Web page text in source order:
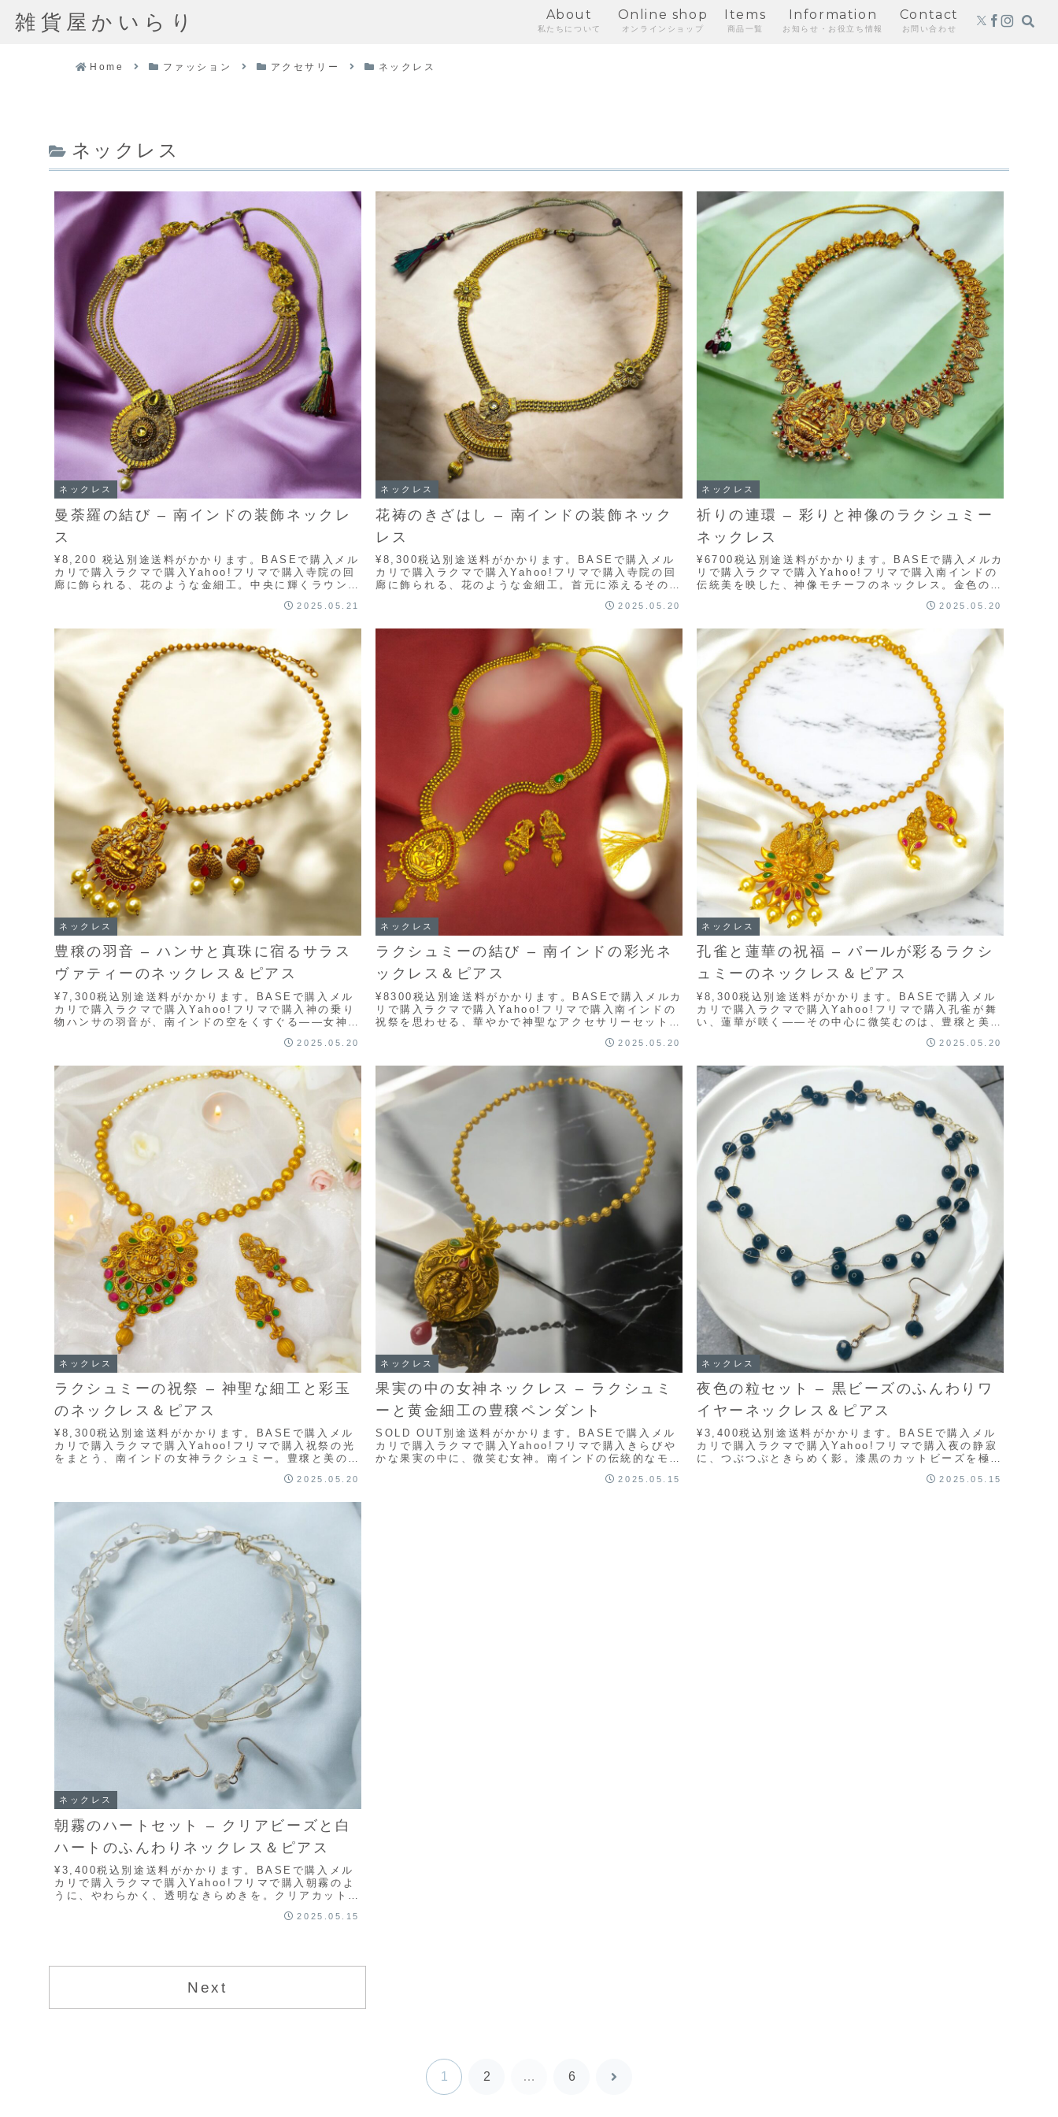
雑貨屋かいらり About
私たちについて
Online shop
オンラインショップ
Items
商品一覧
Information
お知らせ・お役立ち情報
Contact
お問い合わせ
Home ファッション アクセサリー ネックレス
ネックレス
ネックレス
曼荼羅の結び – 南インドの装飾ネックレ
ス
¥8,200 税込別途送料がかかります。BASEで購入メル
カリで購入ラクマで購入Yahoo!フリマで購入寺院の回
廊に飾られる、花のような金細工。中央に輝くラウンド
2025.05.21
ネックレス
花祷のきざはし – 南インドの装飾ネック
レス
¥8,300税込別途送料がかかります。BASEで購入メル
カリで購入ラクマで購入Yahoo!フリマで購入寺院の回
廊に飾られる、花のような金細工。首元に添えるその一
2025.05.20
ネックレス
祈りの連環 – 彩りと神像のラクシュミー
ネックレス
¥6700税込別途送料がかかります。BASEで購入メルカ
リで購入ラクマで購入Yahoo!フリマで購入南インドの
伝統美を映した、神像モチーフのネックレス。金色のプ
2025.05.20
ネックレス
豊穣の羽音 – ハンサと真珠に宿るサラス
ヴァティーのネックレス＆ピアス
¥7,300税込別途送料がかかります。BASEで購入メル
カリで購入ラクマで購入Yahoo!フリマで購入神の乗り
物ハンサの羽音が、南インドの空をくすぐる――女神サ
2025.05.20
ネックレス
ラクシュミーの結び – 南インドの彩光ネ
ックレス＆ピアス
¥8300税込別途送料がかかります。BASEで購入メルカ
リで購入ラクマで購入Yahoo!フリマで購入南インドの
祝祭を思わせる、華やかで神聖なアクセサリーセット。
2025.05.20
ネックレス
孔雀と蓮華の祝福 – パールが彩るラクシ
ュミーのネックレス＆ピアス
¥8,300税込別途送料がかかります。BASEで購入メル
カリで購入ラクマで購入Yahoo!フリマで購入孔雀が舞
い、蓮華が咲く――その中心に微笑むのは、豊穣と美の
2025.05.20
ネックレス
ラクシュミーの祝祭 – 神聖な細工と彩玉
のネックレス＆ピアス
¥8,300税込別途送料がかかります。BASEで購入メル
カリで購入ラクマで購入Yahoo!フリマで購入祝祭の光
をまとう、南インドの女神ラクシュミー。豊穣と美の象
2025.05.20
ネックレス
果実の中の女神ネックレス – ラクシュミ
ーと黄金細工の豊穣ペンダント
SOLD OUT別途送料がかかります。BASEで購入メル
カリで購入ラクマで購入Yahoo!フリマで購入きらびや
かな果実の中に、微笑む女神。南インドの伝統的なモチ
2025.05.15
ネックレス
夜色の粒セット – 黒ビーズのふんわりワ
イヤーネックレス＆ピアス
¥3,400税込別途送料がかかります。BASEで購入メル
カリで購入ラクマで購入Yahoo!フリマで購入夜の静寂
に、つぶつぶときらめく影。漆黒のカットビーズを極細
2025.05.15
ネックレス
朝霧のハートセット – クリアビーズと白
ハートのふんわりネックレス＆ピアス
¥3,400税込別途送料がかかります。BASEで購入メル
カリで購入ラクマで購入Yahoo!フリマで購入朝霧のよ
うに、やわらかく、透明なきらめきを。クリアカットビ
2025.05.15
Next
1 2 … 6
次